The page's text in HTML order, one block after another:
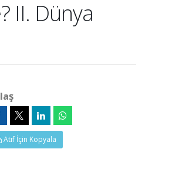
II. Dünya
Atıf İçin Kopyala